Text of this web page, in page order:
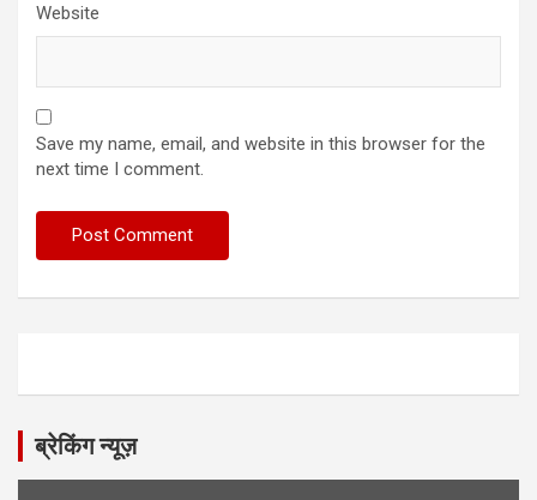
Website
Save my name, email, and website in this browser for the
next time I comment.
ब्रेकिंग न्यूज़